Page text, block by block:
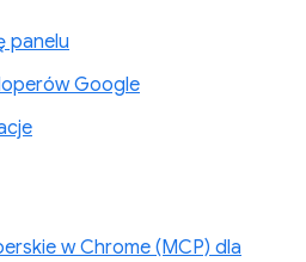
panelu
Google
w Chrome (MCP) dla